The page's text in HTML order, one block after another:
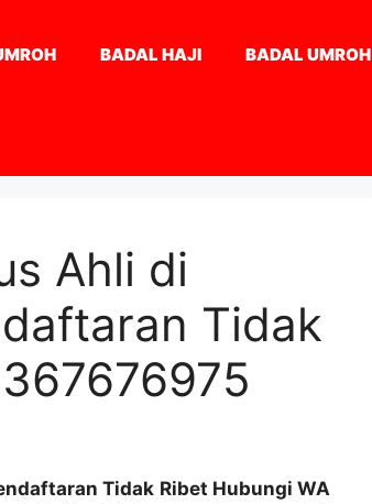
BADAL HAJI BADAL UMROH
Ahli di
Tidak
Tidak Ribet Hubungi WA